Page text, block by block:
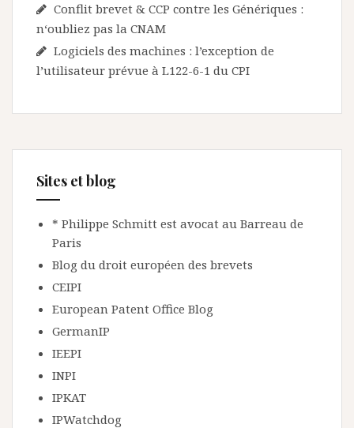
Conflit brevet & CCP contre les Génériques :
n‘oubliez pas la CNAM
Logiciels des machines : l’exception de
l’utilisateur prévue à L122-6-1 du CPI
Sites et blog
* Philippe Schmitt est avocat au Barreau de
Paris
Blog du droit européen des brevets
CEIPI
European Patent Office Blog
GermanIP
IEEPI
INPI
IPKAT
IPWatchdog